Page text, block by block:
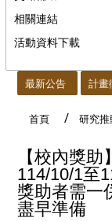
相關連結
活動資料下載
最新公告 計畫
首頁 研究推
【校內獎
114/10/1至
獎助者需一
盡早準備